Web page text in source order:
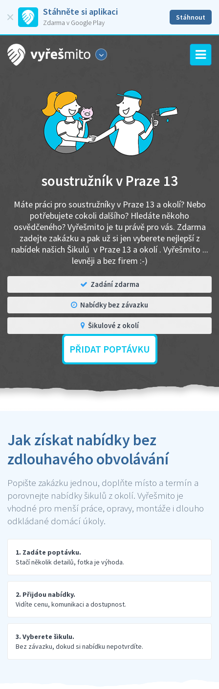
Stáhněte si aplikaci
Zdarma v Google Play
Stáhnout
soustružník v Praze 13
Máte práci pro soustružníky v Praze 13 a okolí? Nebo
potřebujete cokoli dalšího? Hledáte někoho
osvědčeného? Vyřešmito je tu právě pro vás. Zdarma
zadejte zakázku a pak už si jen vyberete nejlepší z
nabídek našich Šikulů v Praze 13 a okolí . Vyřešmito ...
levněji a bez firem :-)
Zadání zdarma
Nabídky bez závazku
Šikulové z okolí
PŘIDAT POPTÁVKU
Jak získat nabídky bez
zdlouhavého obvolávání
Popište zakázku jednou, doplňte místo a termín a
porovnejte nabídky šikulů z okolí. Vyřešmito je
vhodné pro menší práce, opravy, montáže i dlouho
odkládané domácí úkoly.
1. Zadáte poptávku.
Stačí několik detailů, fotka je výhoda.
2. Přijdou nabídky.
Vidíte cenu, komunikaci a dostupnost.
3. Vyberete šikulu.
Bez závazku, dokud si nabídku nepotvrdíte.